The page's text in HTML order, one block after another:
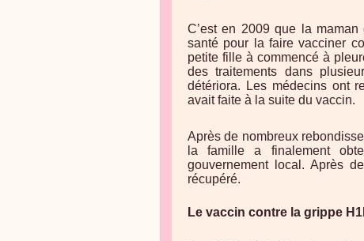
C’est en 2009 que la
santé pour la faire vacciner
petite fille à commencé à
des traitements dans
détériora. Les médecins ont
avait faite à la suite du vaccin.
Après de nombreux
la famille a finalement
gouvernement local. Après
récupéré.
Le vaccin contre la grippe